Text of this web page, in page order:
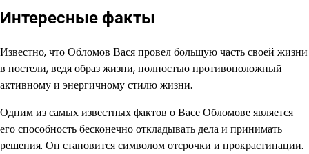
Интересные факты
Известно, что Обломов Вася провел большую часть своей жизни
в постели, ведя образ жизни, полностью противоположный
активному и энергичному стилю жизни.
Одним из самых известных фактов о Васе Обломове является
его способность бесконечно откладывать дела и принимать
решения. Он становится символом отсрочки и прокрастинации.